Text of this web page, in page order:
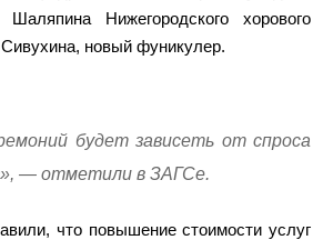
Нижегородского хорового
новый фуникулер.
будет зависеть от спроса
— отметили в ЗАГСе.
что повышение стоимости услуг